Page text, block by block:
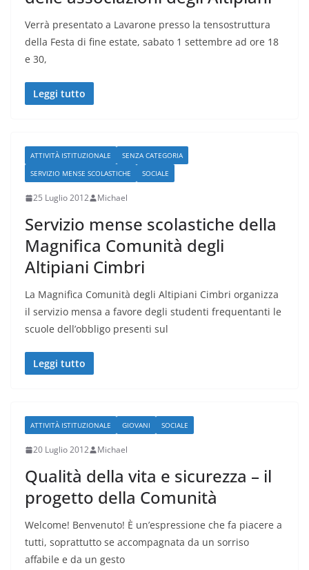
Verrà presentato a Lavarone presso la tensostruttura
della Festa di fine estate, sabato 1 settembre ad ore 18
e 30,
Leggi tutto
ATTIVITÀ ISTITUZIONALE
SENZA CATEGORIA
SERVIZIO MENSE SCOLASTICHE
SOCIALE
25 Luglio 2012 Michael
Servizio mense scolastiche della
Magnifica Comunità degli
Altipiani Cimbri
La Magnifica Comunità degli Altipiani Cimbri organizza
il servizio mensa a favore degli studenti frequentanti le
scuole dell’obbligo presenti sul
Leggi tutto
ATTIVITÀ ISTITUZIONALE GIOVANI SOCIALE
20 Luglio 2012 Michael
Qualità della vita e sicurezza – il
progetto della Comunità
Welcome! Benvenuto! È un’espressione che fa piacere a
tutti, soprattutto se accompagnata da un sorriso
affabile e da un gesto